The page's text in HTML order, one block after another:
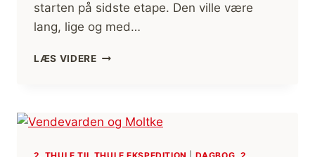
starten på sidste etape. Den ville være
lang, lige og med…
LÆS VIDERESIDSTE